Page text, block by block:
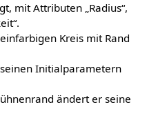
mit Attributen „Radius“,
Kreis mit Rand
Initialparametern
ändert er seine